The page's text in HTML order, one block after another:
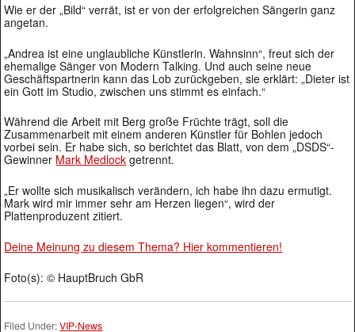
Wie er der „Bild“ verrät, ist er von der erfolgreichen Sängerin ganz
angetan.
„Andrea ist eine unglaubliche Künstlerin. Wahnsinn“, freut sich der
ehemalige Sänger von Modern Talking. Und auch seine neue
Geschäftspartnerin kann das Lob zurückgeben, sie erklärt: „Dieter ist
ein Gott im Studio, zwischen uns stimmt es einfach.“
Während die Arbeit mit Berg große Früchte trägt, soll die
Zusammenarbeit mit einem anderen Künstler für Bohlen jedoch
vorbei sein. Er habe sich, so berichtet das Blatt, von dem „DSDS“-
Gewinner Mark Medlock getrennt.
„Er wollte sich musikalisch verändern, ich habe ihn dazu ermutigt.
Mark wird mir immer sehr am Herzen liegen“, wird der
Plattenproduzent zitiert.
Deine Meinung zu diesem Thema? Hier kommentieren!
Foto(s): © HauptBruch GbR
Filed Under:VIP-News